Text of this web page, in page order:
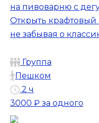
на пивоварню с
Открыть
не забывая о
Группа
Пешком
2 ч
3000 ₽ за одного